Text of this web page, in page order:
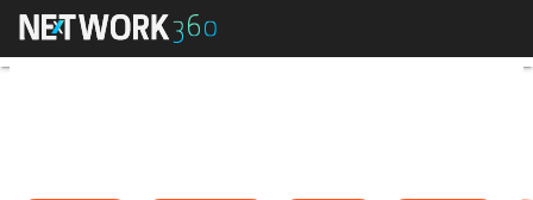
Social distancing: ecco Delivera,